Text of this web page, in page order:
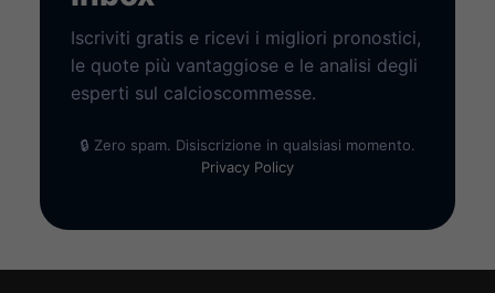
Iscriviti gratis e ricevi i migliori pronostici,
le quote più vantaggiose e le analisi degli
esperti sul calcioscommesse.
🔒 Zero spam. Disiscrizione in qualsiasi momento.
Privacy Policy